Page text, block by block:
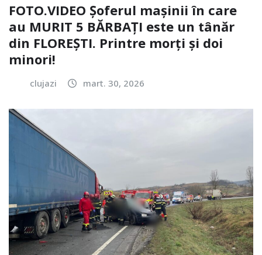
FOTO.VIDEO Șoferul mașinii în care
au MURIT 5 BĂRBAȚI este un tânăr
din FLOREȘTI. Printre morți și doi
minori!
clujazi mart. 30, 2026